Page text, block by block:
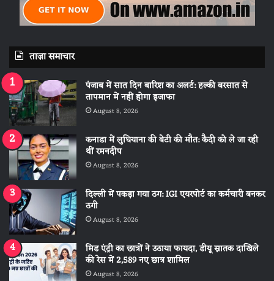
ताज़ा समाचार
पंजाब में सात दिन बारिश का अलर्ट: हल्की बरसात से
तापमान में नहीं होगा इजाफा
August 8, 2026
कनाडा में लुधियाना की बेटी की माैत: कैदी को ले जा रही
थीं रमनदीप
August 8, 2026
दिल्ली में पकड़ा गया ठग: IGI एयरपोर्ट का कर्मचारी बनकर
ठगी
August 8, 2026
मिड एंट्री का छात्रों ने उठाया फायदा, डीयू स्नातक दाखिले
की रेस में 2,589 नए छात्र शामिल
August 8, 2026